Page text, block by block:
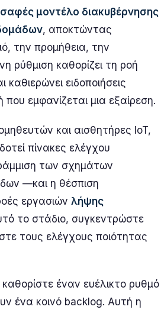
μοντέλο διακυβέρνησης
, αποκτώντας
την προμήθεια, την
ρύθμιση καθορίζει τη ροή
ειδοποιήσεις
εμφανίζεται μια εξαίρεση.
και αισθητήρες IoT,
πίνακες ελέγχου
των σχημάτων
—και η θέσπιση
εργασιών λήψης
το στάδιο, συγκεντρώστε
τους ελέγχους ποιότητας
έναν ευέλικτο ρυθμό
ένα κοινό backlog. Αυτή η